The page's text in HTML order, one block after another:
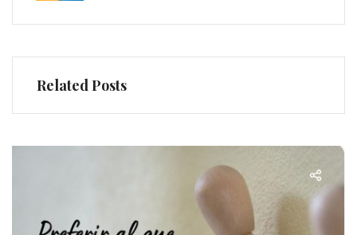
Related Posts